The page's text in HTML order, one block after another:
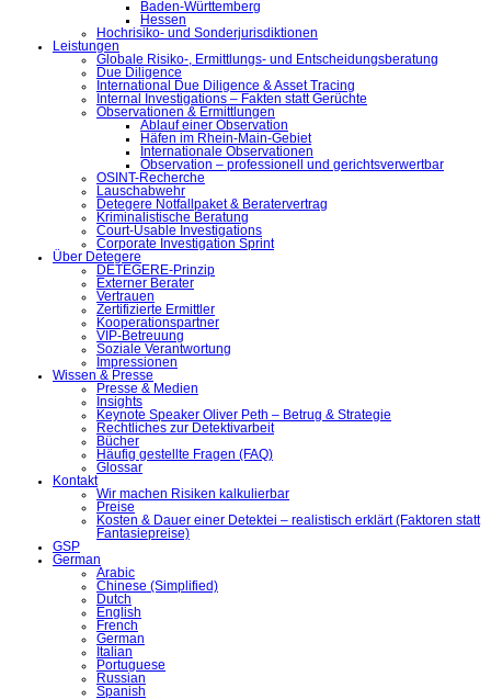
Baden-Württemberg
Hessen
Hochrisiko- und Sonderjurisdiktionen
Leistungen
Globale Risiko-, Ermittlungs- und Entscheidungsberatung
Due Diligence
International Due Diligence & Asset Tracing
Internal Investigations – Fakten statt Gerüchte
Observationen & Ermittlungen
Ablauf einer Observation
Häfen im Rhein-Main-Gebiet
Internationale Observationen
Observation – professionell und gerichtsverwertbar
OSINT-Recherche
Lauschabwehr
Detegere Notfallpaket & Beratervertrag
Kriminalistische Beratung
Court-Usable Investigations
Corporate Investigation Sprint
Über Detegere
DETEGERE-Prinzip
Externer Berater
Vertrauen
Zertifizierte Ermittler
Kooperationspartner
VIP-Betreuung
Soziale Verantwortung
Impressionen
Wissen & Presse
Presse & Medien
Insights
Keynote Speaker Oliver Peth – Betrug & Strategie
Rechtliches zur Detektivarbeit
Bücher
Häufig gestellte Fragen (FAQ)
Glossar
Kontakt
Wir machen Risiken kalkulierbar
Preise
Kosten & Dauer einer Detektei – realistisch erklärt (Faktoren statt
Fantasiepreise)
GSP
German
Arabic
Chinese (Simplified)
Dutch
English
French
German
Italian
Portuguese
Russian
Spanish